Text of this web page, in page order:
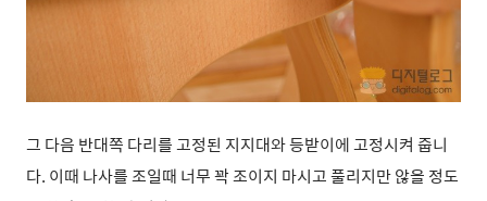
그 다음 반대쪽 다리를 고정된 지지대와 등받이에 고정시켜 줍니
다. 이때 나사를 조일때 너무 꽉 조이지 마시고 풀리지만 않을 정도